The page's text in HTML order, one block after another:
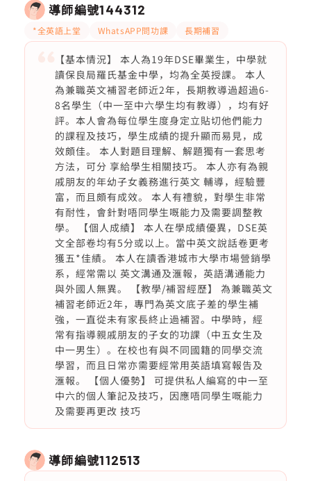
導師編號144312
*全英語上堂 WhatsAPP問功課 長期補習
【基本情況】 本人為19年DSE畢業生，中學就
讀保良局羅氏基金中學，均為全英授課。 本人
為兼職英文補習老師近2年，長期教導過超過6-
8名學生（中一至中六學生均有教導），均有好
評。本人會為每位學生度身定立貼切他們能力
的課程及技巧，學生成績的提升顯而易見，成
效頗佳。 本人對題目理解、解題獨有一套思考
方法，可分 享給學生相關技巧。 本人亦有為親
戚朋友的年幼子女義務進行英文 輔導，經驗豐
富，而且頗有成效。 本人有禮貌，對學生非常
有耐性，會針對唔同學生嘅能力及需要調整教
學。 【個人成績】 本人在學成績優異，DSE英
文全部卷均有5分或以上。當中英文說話卷更考
獲五*佳績。 本人在讀香港城市大學市場營銷學
系，經常需以 英文溝通及滙報，英語溝通能力
與外國人無異。 【教學/補習經歷】 為兼職英文
補習老師近2年，專門為英文底子差的學生補
強，一直從未有家長終止過補習。中學時，經
常有指導親戚朋友的子女的功課（中五女生及
中一男生）。在校也有與不同國籍的同學交流
學習，而且日常亦需要經常用英語填寫報告及
滙報。 【個人優勢】 可提供私人編寫的中一至
中六的個人筆記及技巧，因應唔同學生嘅能力
及需要再更改 技巧
導師編號112513